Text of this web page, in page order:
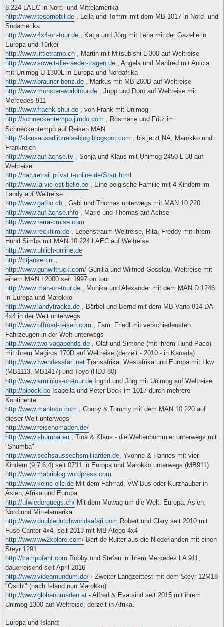
8.224 LAEC in Nord- und Mittelamerika
http://www.tesomobil.de , Lella und Tommi mit dem MB 1017 in Nord- und
Südamerika
http://www.4x4-on-tour.de , Katja und Jörg mit Lena mit der Gazelle in
Europa und Türkei
http://www.littletramp.ch , Martin mit Mitsubishi L 300 auf Weltreise
http://www.soweit-die-raeder-tragen.de , Angela und Manfred mit Anicia
mit Unimog U 1300L in Europa und Nordafrika
http://www.brauner-benz.de , Markus mit MB 200D auf Weltreise
http://www.monster-worldtour.de , Jupp und Doro auf Weltreise mit
Mercedes 911
http://www.fraenk-shui.de , von Frank mit Unimog
http://schneckentempo.jimdo.com , Rosmarie und Fritz im
Schneckentempo auf Reisen MAN
http://klausausadlitzreiseblog.blogspot.com , bis jetzt NA, Marokko und
Frankreich
http://www.auf-achse.tv , Sonja und Klaus mit Unimog 2450 L 38 auf
Weltreise
http://naturetrail.privat.t-online.de/Start.html
http://www.la-vie-est-belle.be , Eine belgische Familie mit 4 Kindern im
Landy auf Weltreise
http://www.gatho.ch , Gabi und Thomas unterwegs mit MAN 10.220
http://www.auf-achse.info , Marie und Thomas auf Achse
http://www.terra-cruise.com
http://www.reckfilm.de , Lebenstraum Weltreise, Rita, Freddy mit ihrem
Hund Simba mit MAN 10.224 LAEC auf Weltreise
http://www.uhlich-online.de
http://ctjansen.nl
http://www.gunwiltruck.com/ Gunilla und Wilfried Gosslau, Weltreise mit
einem MAN L2000 seit 1997 on tour
http://www.man-on-tour.de , Monika und Alexander mit dem MAN D 1246
in Europa und Marokko
http://www.landytracks.de , Bärbel und Bernd mit dem MB Vario 814 DA
4x4 in der Welt unterwegs
http://www.offroad-reisen.com , Fam. Friedl mit verschiedensten
Fahrzeugen in der Welt unterwegs
http://www.two-vagabonds.de , Olaf und Simone (mit ihrem Hund Paco)
mit ihrem Magirus 170D auf Weltreise (derzeit - 2010 - in Kanada)
http://www.twendesafari.net Transafrika, Westafrika und Europa mit Lkw
(MB1113, MB1417) und Toyo (HDJ 80)
http://www.arminius-on-tour.de Ingrid und Jörg mit Unimog auf Weltreise
http://pibock.de Isabella und Peter Bock im 1017 durch mehrere
Kontinente
http://www.mantoco.com , Conny & Tommy mit dem MAN 10.220 auf
dieser Welt unterwegs
http://www.reisenomaden.de/
http://www.shumba.eu , Tina & Klaus - die Weltenbummler unterwegs mit
"Shumba"
http://www.sechsaussechsmilliarden.de , Yvonne & Hannes mit vier
Kindern (9,7,6,4) seit 07'11 in Europa und Marokko unterwegs (MB911)
http://www.mabriblog.wordpress.com
http://www.keine-eile.de Mit dem Fahrrad, VW-Bus oder Kurzhauber in
Asien, Afrika und Europa
http://ufwiederguegs.ch/ Mit dem Mowag um die Welt. Europa, Asien,
Nord und Mittelamerika
http://www.doubledutchworldsafari.com Robert und Clary seit 2010 mit
Fuso Canter 4x4, seit 2013 mit MB Atego 4x4
http://www.ww2xplore.com/ Bert de Ruiter aus die Niederlanden mit einen
Steyr 1291
http://campofant.com Robby und Stefan in ihrem Mercedes LA 911,
dauerreisend seit April 2016
http://www.videomundum.de/ - Zweiter Langzeittest mit dem Steyr 12M18
"Oschi" (nach Island nun Marokko)
http://www.globenomaden.at - Alfred & Eva sind seit 2015 mit ihrem
Unimog 1300 auf Weltreise, derzeit in Afrika.
Europa und Island: